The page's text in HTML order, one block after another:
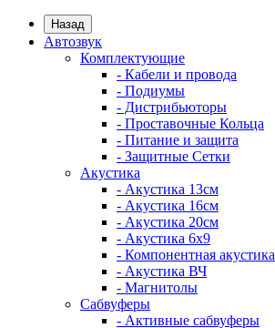
Назад
Автозвук
Комплектующие
- Кабели и провода
- Подиумы
- Дистрибьюторы
- Проставочные Кольца
- Питание и защита
- Защитные Сетки
Акустика
- Акустика 13см
- Акустика 16см
- Акустика 20см
- Акустика 6x9
- Компонентная акустика
- Акустика ВЧ
- Магнитолы
Сабвуферы
- Активные сабвуферы